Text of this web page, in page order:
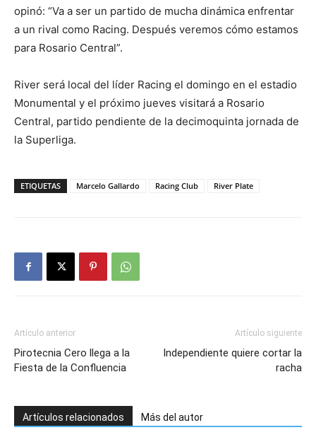
opinó: “Va a ser un partido de mucha dinámica enfrentar
a un rival como Racing. Después veremos cómo estamos
para Rosario Central”.
River será local del líder Racing el domingo en el estadio
Monumental y el próximo jueves visitará a Rosario
Central, partido pendiente de la decimoquinta jornada de
la Superliga.
ETIQUETAS Marcelo Gallardo Racing Club River Plate
Artículo anterior
Pirotecnia Cero llega a la
Fiesta de la Confluencia
Artículo siguiente
Independiente quiere cortar la
racha
Artículos relacionados Más del autor